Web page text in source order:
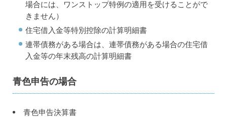
場合には、ワンストップ特例の適用を受けることがで
きません）
住宅借入金等特別控除の計算明細書
連帯債務がある場合は、連帯債務がある場合の住宅借
入金等の年末残高の計算明細書
青色申告の場合
青色申告決算書